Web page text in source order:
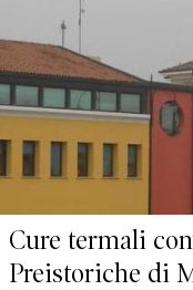
Cure termali
Preistoriche di